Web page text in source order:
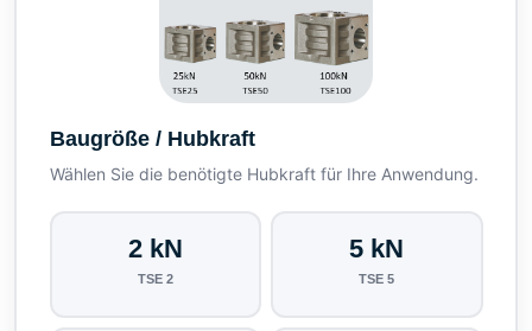
Baugröße / Hubkraft
Wählen Sie die benötigte Hubkraft für Ihre Anwendung.
2 kN
TSE 2
5 kN
TSE 5